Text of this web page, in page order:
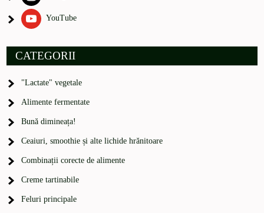
YouTube
CATEGORII
"Lactate" vegetale
Alimente fermentate
Bună dimineața!
Ceaiuri, smoothie și alte lichide hrănitoare
Combinații corecte de alimente
Creme tartinabile
Feluri principale